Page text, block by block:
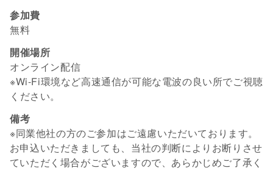
参加費
無料
開催場所
オンライン配信
※Wi-Fi環境など高速通信が可能な電波の良い所でご視聴
ください。
備考
※同業他社の方のご参加はご遠慮いただいております。
お申込いただきましても、当社の判断によりお断りさせ
ていただく場合がございますので、あらかじめご了承く